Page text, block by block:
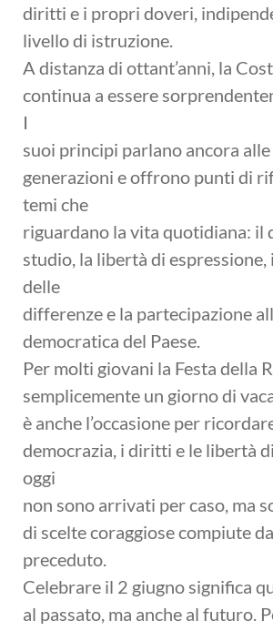
diritti e i propri doveri,
livello di istruzione.
A distanza di ottant’anni, la
continua a essere
I
suoi principi parlano ancora
generazioni e offrono punti di
temi che
riguardano la vita quotidiana: il
studio, la libertà di
delle
differenze e la partecipazione
democratica del Paese.
Per molti giovani la Festa della
semplicemente un giorno di
è anche l’occasione per
democrazia, i diritti e le libertà
oggi
non sono arrivati per caso, ma
di scelte coraggiose compiute
preceduto.
Celebrare il 2 giugno significa
al passato, ma anche al futuro.